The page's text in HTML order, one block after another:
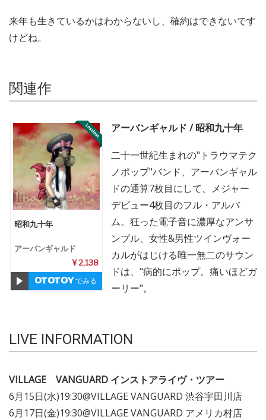
来年も生きているかはわからないし、確約はできないです
けどね。
関連作
昭和九十年
アーバンギャルド
¥ 2,138
でみる
アーバンギャルド / 昭和九十年
二十一世紀生まれの"トラウマテク
ノポップ"バンド、アーバンギャル
ドの通算7枚目にして、メジャー
デビュー4枚目のフル・アルバ
ム。狂った電子音に濃厚なアンサ
ンブル、女性&男性ツインヴォー
カルがはじける唯一無二のサウン
ドは、"病的にポップ。痛いほどガ
ーリー"。
LIVE INFORMATION
VILLAGE VANGUARD インストアライヴ・ツアー
6月15日(水)19:30@VILLAGE VANGUARD 渋谷宇田川店
6月17日(金)19:30@VILLAGE VANGUARD アメリカ村店